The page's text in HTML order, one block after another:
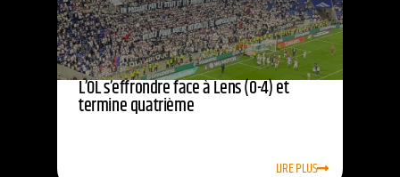
L’OL s’effrondre face à Lens (0-4) et
termine quatrième
LIRE PLUS